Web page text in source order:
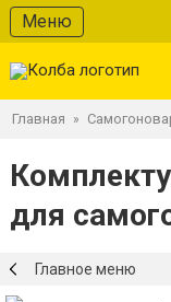
Меню
Главная »
для
Главное меню